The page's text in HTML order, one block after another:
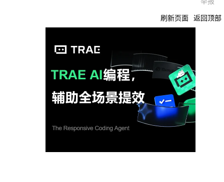
刷新页面 返回顶部